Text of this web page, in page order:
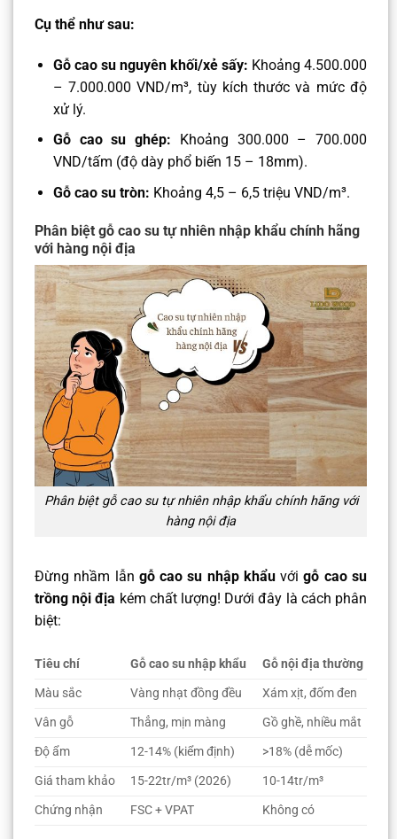
Cụ thể như sau:
Gỗ cao su nguyên khối/xẻ sấy: Khoảng 4.500.000
– 7.000.000 VND/m³, tùy kích thước và mức độ
xử lý.
Gỗ cao su ghép: Khoảng 300.000 – 700.000
VND/tấm (độ dày phổ biến 15 – 18mm).
Gỗ cao su tròn: Khoảng 4,5 – 6,5 triệu VND/m³.
Phân biệt gỗ cao su tự nhiên nhập khẩu chính hãng
với hàng nội địa
Phân biệt gỗ cao su tự nhiên nhập khẩu chính hãng với
hàng nội địa
Đừng nhầm lẫn gỗ cao su nhập khẩuvớigỗ cao su
trồng nội địa kém chất lượng! Dưới đây là cách phân
biệt:
Tiêu chí Gỗ cao su nhập khẩu
Gỗ nội địa thường
Màu sắc
Vàng nhạt đồng đều
Xám xịt, đốm đen
Vân gỗ
Thẳng, mịn màng
Gồ ghề, nhiều mắt
Độ ẩm
12-14% (kiểm định)
>18% (dễ mốc)
Giá tham khảo
15-22tr/m³ (2026)
10-14tr/m³
Chứng nhận
FSC + VPAT Không có